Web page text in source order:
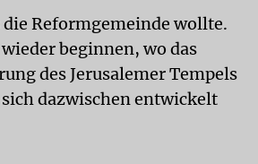
die Reformgemeinde wollte.
beginnen, wo das
des Jerusalemer Tempels
dazwischen entwickelt